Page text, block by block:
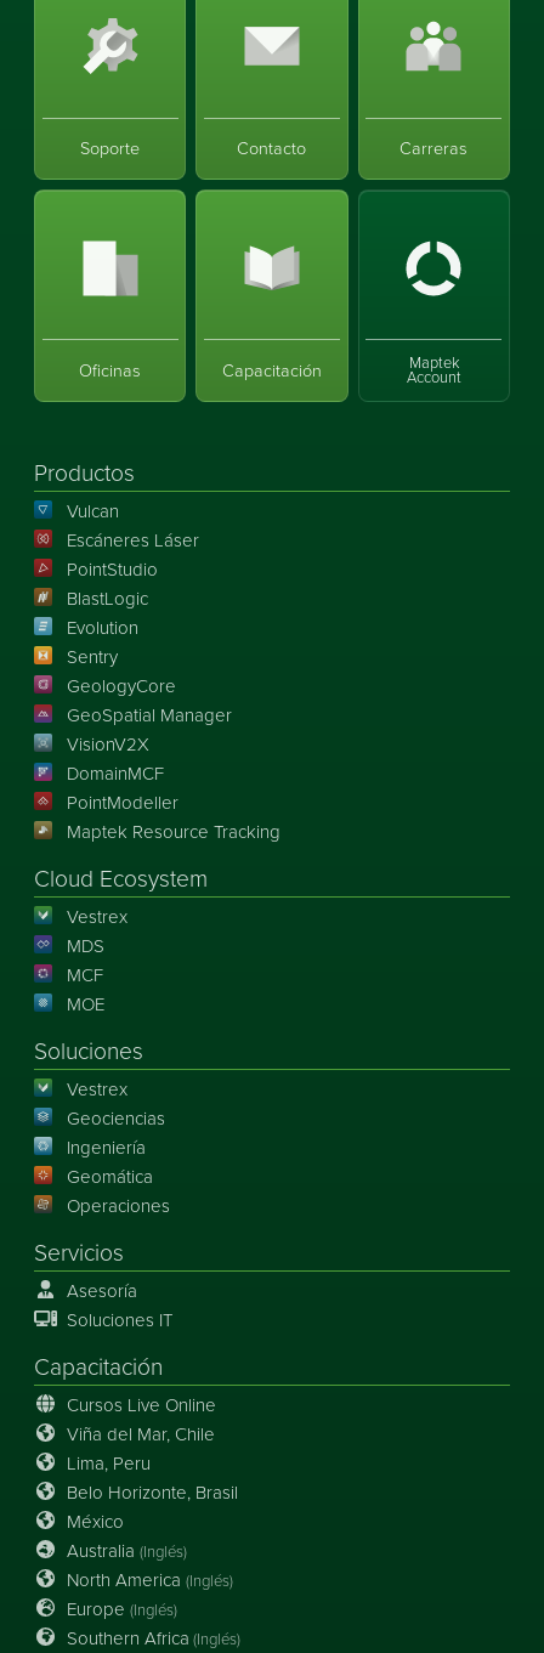
Soporte Contacto Carreras
Oficinas Capacitación Maptek
Account
Productos
Vulcan
Escáneres Láser
PointStudio
BlastLogic
Evolution
Sentry
GeologyCore
GeoSpatial Manager
VisionV2X
DomainMCF
PointModeller
Maptek Resource Tracking
Cloud Ecosystem
Vestrex
MDS
MCF
MOE
Soluciones
Vestrex
Geociencias
Ingeniería
Geomática
Operaciones
Servicios
Asesoría
Soluciones IT
Capacitación
Cursos Live Online
Viña del Mar, Chile
Lima, Peru
Belo Horizonte, Brasil
México
Australia (Inglés)
North America (Inglés)
Europe (Inglés)
Southern Africa (Inglés)